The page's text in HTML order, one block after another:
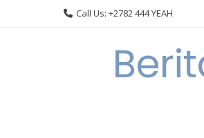
Call Us: +2782 444 YEAH